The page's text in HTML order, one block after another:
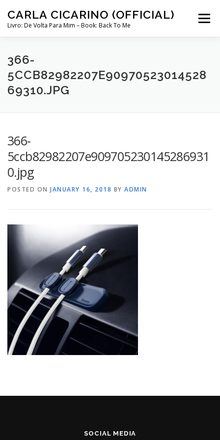
content
CARLA CICARINO (OFFICIAL)
Livro: De Volta Para Mim – Book: Back To Me
Menu
COMPRAR LIVRO “DE VOLTA PARA MIM”
MINHA CONTA
366-
5CCB82982207E90970523014528
69310.JPG
366-
5ccb82982207e909705230145286931
0.jpg
POSTED ON JANUARY 16, 2018 BY ADMIN
SOCIAL MEDIA